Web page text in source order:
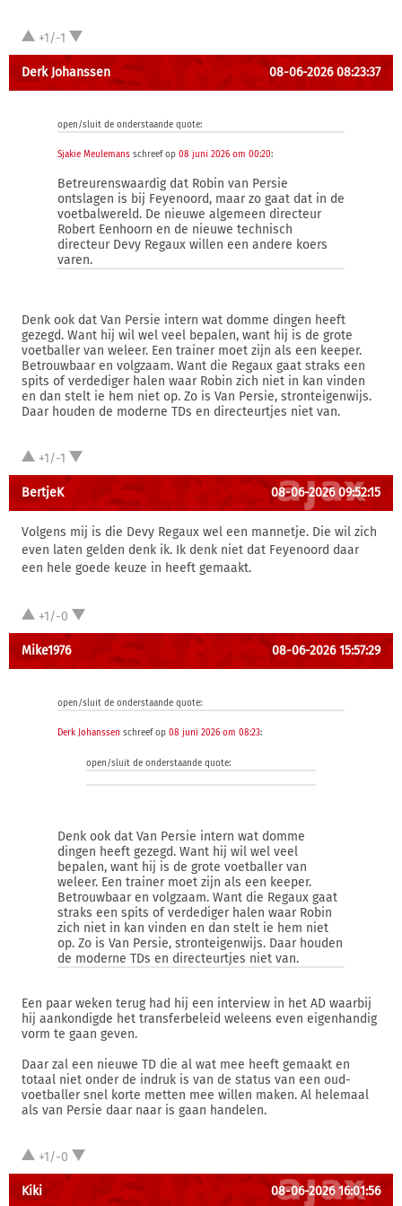
+1/-1
Derk Johanssen 08-06-2026 08:23:37
open/sluit de onderstaande quote:
Sjakie Meulemans schreef op 08 juni 2026 om 00:20:
Betreurenswaardig dat Robin van Persie
ontslagen is bij Feyenoord, maar zo gaat dat in de
voetbalwereld. De nieuwe algemeen directeur
Robert Eenhoorn en de nieuwe technisch
directeur Devy Regaux willen een andere koers
varen.
Denk ook dat Van Persie intern wat domme dingen heeft
gezegd. Want hij wil wel veel bepalen, want hij is de grote
voetballer van weleer. Een trainer moet zijn als een keeper.
Betrouwbaar en volgzaam. Want die Regaux gaat straks een
spits of verdediger halen waar Robin zich niet in kan vinden
en dan stelt ie hem niet op. Zo is Van Persie, stronteigenwijs.
Daar houden de moderne TDs en directeurtjes niet van.
+1/-1
BertjeK 08-06-2026 09:52:15
Volgens mij is die Devy Regaux wel een mannetje. Die wil zich
even laten gelden denk ik. Ik denk niet dat Feyenoord daar
een hele goede keuze in heeft gemaakt.
+1/-0
Mike1976 08-06-2026 15:57:29
open/sluit de onderstaande quote:
Derk Johanssen schreef op 08 juni 2026 om 08:23:
open/sluit de onderstaande quote:
Denk ook dat Van Persie intern wat domme
dingen heeft gezegd. Want hij wil wel veel
bepalen, want hij is de grote voetballer van
weleer. Een trainer moet zijn als een keeper.
Betrouwbaar en volgzaam. Want die Regaux gaat
straks een spits of verdediger halen waar Robin
zich niet in kan vinden en dan stelt ie hem niet
op. Zo is Van Persie, stronteigenwijs. Daar houden
de moderne TDs en directeurtjes niet van.
Een paar weken terug had hij een interview in het AD waarbij
hij aankondigde het transferbeleid weleens even eigenhandig
vorm te gaan geven.
Daar zal een nieuwe TD die al wat mee heeft gemaakt en
totaal niet onder de indruk is van de status van een oud-
voetballer snel korte metten mee willen maken. Al helemaal
als van Persie daar naar is gaan handelen.
+1/-0
Kiki 08-06-2026 16:01:56